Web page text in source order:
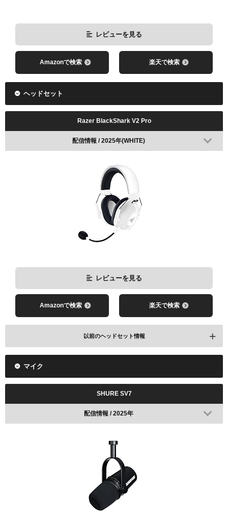
レビューを見る
Amazonで検索 楽天で検索
レビューを見る
Amazonで検索 楽天で検索
ヘッドセット
Razer BlackShark V2 Pro
配信情報 / 2025年(WHITE)
レビューを見る
Amazonで検索 楽天で検索
以前のヘッドセット情報
配信情報 / 2024年
レビューを見る
マイク
SHURE SV7
配信情報 / 2025年